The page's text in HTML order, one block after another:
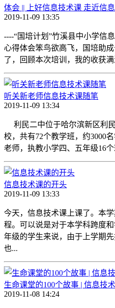
体会 || 上好信息技术课 走近信
2019-11-09 13:35
----“国培计划”竹溪县中小学信
心得体会笨鸟欲高飞，国培助
了，回顾本次培训，我的收获
听关新老师信息技术课随笔
2019-11-09 13:34
利民二中位于哈尔滨新区利
校，共有72个教学班，约3000
老师，执教小学四、五年级16
信息技术课的开头
2019-11-09 13:33
今天，信息技术课上课了。本
程。可以说是对于本学科跨度
年级的学生来说，由于上学期
也...
生命课堂的100个故事 | 信息技
2019-11-08 14:24